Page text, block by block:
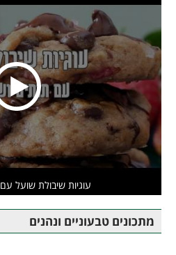
עוגיות שיבולת שועל
מתכונים טבעוניים ונהנים